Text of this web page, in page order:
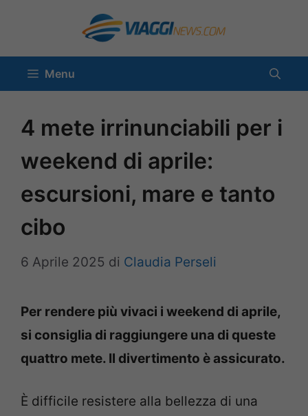
contenuto
Menu
4 mete irrinunciabili per i
weekend di aprile:
escursioni, mare e tanto
cibo
6 Aprile 2025 di Claudia Perseli
Per rendere più vivaci i weekend di aprile,
si consiglia di raggiungere una di queste
quattro mete. Il divertimento è assicurato.
È difficile resistere alla bellezza di una